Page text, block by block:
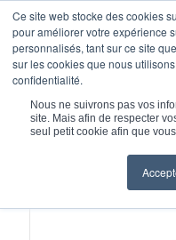
Ce site web stocke des cookies
pour améliorer votre expérience
personnalisés, tant sur ce site
sur les cookies que nous
confidentialité.
Nous ne suivrons pas vos
site. Mais afin de respecter
seul petit cookie afin que
Vous êtes ici : Accueil / : joints